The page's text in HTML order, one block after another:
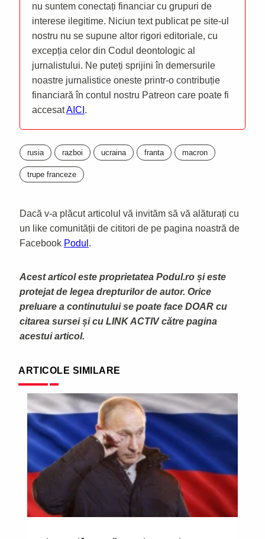
nu suntem conectați financiar cu grupuri de
interese ilegitime. Niciun text publicat pe site-ul
nostru nu se supune altor rigori editoriale, cu
excepția celor din Codul deontologic al
jurnalistului. Ne puteți sprijini în demersurile
noastre jurnalistice oneste printr-o contribuție
financiară în contul nostru Patreon care poate fi
accesatAICI .
rusia razboi ucraina franta macron
trupe franceze
Dacă v-a plăcut articolul vă invităm să vă alăturați cu
un like comunității de cititori de pe pagina noastră de
Facebook Podul .
Acest articol este proprietatea Podul.ro și este
protejat de legea drepturilor de autor. Orice
preluare a continutului se poate face DOAR cu
citarea sursei și cu LINK ACTIV către pagina
acestui articol.
ARTICOLE SIMILARE